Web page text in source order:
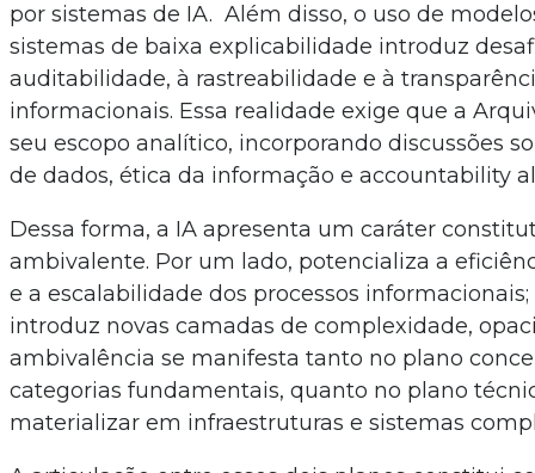
por sistemas de IA. Além disso, o uso de
sistemas de baixa explicabilidade introduz
auditabilidade, à rastreabilidade e à
informacionais. Essa realidade exige que a
seu escopo analítico, incorporando discussões
de dados, ética da informação e accountability
Dessa forma, a IA apresenta um caráter
ambivalente. Por um lado, potencializa a
e a escalabilidade dos processos
introduz novas camadas de complexidade,
ambivalência se manifesta tanto no plano
categorias fundamentais, quanto no plano
materializar em infraestruturas e sistemas